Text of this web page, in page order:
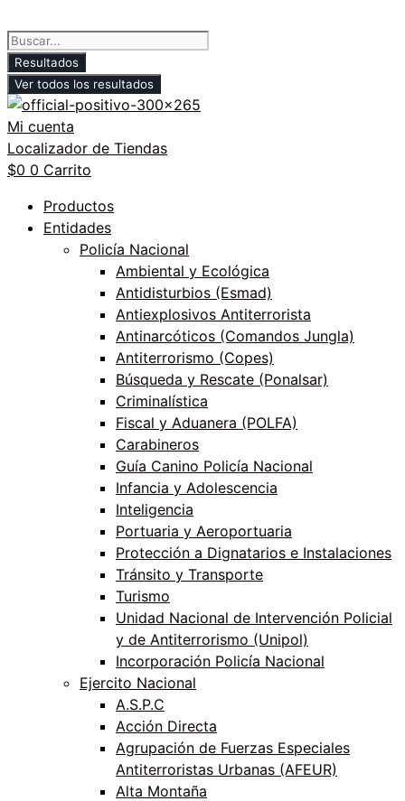
al
contenido
Search
...Resultados
Ver todos los resultados
Mi cuenta
Localizador de Tiendas
$0 0 Carrito
Productos
Entidades
Policía Nacional
Ambiental y Ecológica
Antidisturbios (Esmad)
Antiexplosivos Antiterrorista
Antinarcóticos (Comandos Jungla)
Antiterrorismo (Copes)
Búsqueda y Rescate (Ponalsar)
Criminalística
Fiscal y Aduanera (POLFA)
Carabineros
Guía Canino Policía Nacional
Infancia y Adolescencia
Inteligencia
Portuaria y Aeroportuaria
Protección a Dignatarios e Instalaciones
Tránsito y Transporte
Turismo
Unidad Nacional de Intervención Policial
y de Antiterrorismo (Unipol)
Incorporación Policía Nacional
Ejercito Nacional
A.S.P.C
Acción Directa
Agrupación de Fuerzas Especiales
Antiterroristas Urbanas (AFEUR)
Alta Montaña